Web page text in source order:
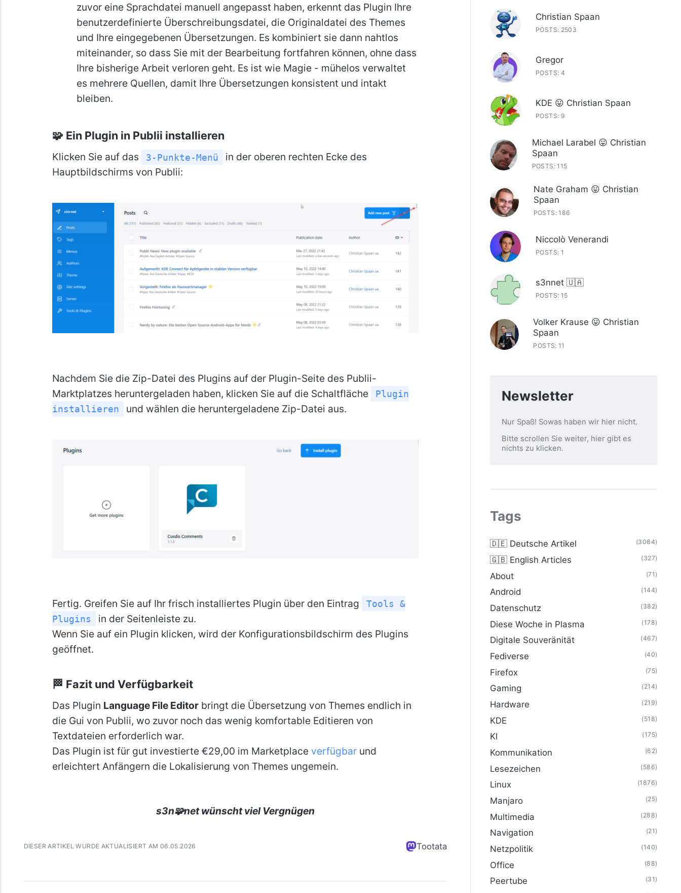
zuvor eine Sprachdatei manuell angepasst haben, erkennt das Plugin Ihre
benutzerdefinierte Überschreibungsdatei, die Originaldatei des Themes
und Ihre eingegebenen Übersetzungen. Es kombiniert sie dann nahtlos
miteinander, so dass Sie mit der Bearbeitung fortfahren können, ohne dass
Ihre bisherige Arbeit verloren geht. Es ist wie Magie - mühelos verwaltet
es mehrere Quellen, damit Ihre Übersetzungen konsistent und intakt
bleiben.
🧩 Ein Plugin in Publii installieren
Klicken Sie auf das 3-Punkte-Menü
in der oberen rechten Ecke des
Hauptbildschirms von Publii:
Nachdem Sie die Zip-Datei des Plugins auf der Plugin-Seite des Publii-
Marktplatzes heruntergeladen haben, klicken Sie auf die Schaltfläche
Plugin
installieren
und wählen die heruntergeladene Zip-Datei aus.
Fertig. Greifen Sie auf Ihr frisch installiertes Plugin über den Eintrag
Tools &
Plugins
in der Seitenleiste zu.
Wenn Sie auf ein Plugin klicken, wird der Konfigurationsbildschirm des Plugins
geöffnet.
🏁 Fazit und Verfügbarkeit
Das Plugin Language File Editorbringt die Übersetzung von Themes endlich in
die Gui von Publii, wo zuvor noch das wenig komfortable Editieren von
Textdateien erforderlich war.
Das Plugin ist für gut investierte €29,00 im Marketplace verfügbarund
erleichtert Anfängern die Lokalisierung von Themes ungemein.
s3n🧩net wünscht viel Vergnügen
DIESER ARTIKEL WURDE AKTUALISIERT AM 06.05.2026 Tootata
Christian Spaan
POSTS: 2503
Gregor
POSTS: 4
KDE 😛 Christian Spaan
POSTS: 9
Michael Larabel 😛 Christian
Spaan
POSTS: 115
Nate Graham 😛 Christian
Spaan
POSTS: 186
Niccolò Venerandi
POSTS: 1
s3nnet 🇺🇦
POSTS: 15
Volker Krause 😛 Christian
Spaan
POSTS: 11
Newsletter
Nur Spaß! Sowas haben wir hier nicht.
Bitte scrollen Sie weiter, hier gibt es
nichts zu klicken.
Tags
🇩🇪 Deutsche Artikel (3084)
🇬🇧 English Articles (327)
About (71)
Android (144)
Datenschutz (382)
Diese Woche in Plasma (178)
Digitale Souveränität (467)
Fediverse (40)
Firefox (75)
Gaming (214)
Hardware (219)
KDE (518)
KI (175)
Kommunikation (62)
Lesezeichen (586)
Linux (1876)
Manjaro (25)
Multimedia (288)
Navigation (21)
Netzpolitik (140)
Office (88)
Peertube (31)